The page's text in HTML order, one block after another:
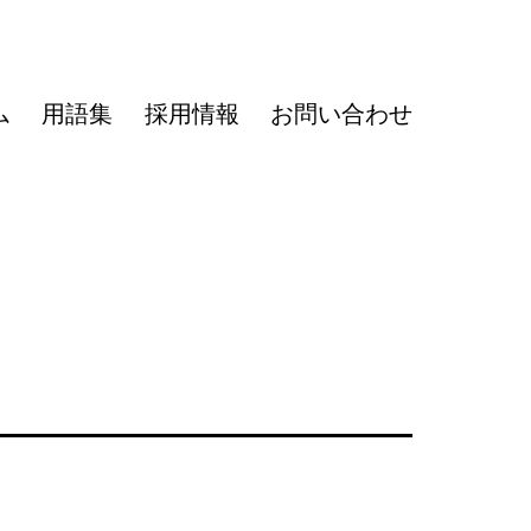
用語集 採用情報 お問い合わせ